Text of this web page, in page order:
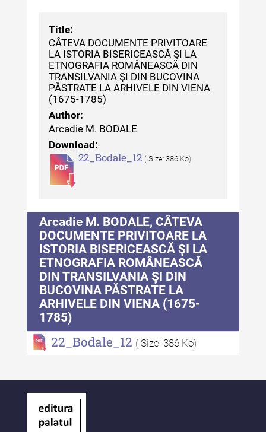
XIV / Nr. 14 / 2020
Buletinul Muzeului Științei și
Tehnicii ”Ștefan Procopiu” - An
XII / Nr. 13 / 2019
Indexul Complet
Buletinul Centrului de Cercetare și
Conservare-Restaurare a
Patrimoniului
Buletinul Centrului de Cercetare
Patrimoniului - 2021
Buletinul Centrului de Cercetare
și Conservare-Restaurare a
Patrimoniului - 2020
Buletinul Centrului de Cercetare
și Conservare-Restaurare a
Patrimoniului - 2019
Indexul Complet
MediCult - Revista de mediere
culturală
MediCult - Revista de mediere
Title:
CÂTEVA DOCUMENTE PRIVITOARE
LA ISTORIA BISERICEASCĂ ŞI LA
ETNOGRAFIA ROMÂNEASCĂ DIN
TRANSILVANIA ŞI DIN BUCOVINA
PĂSTRATE LA ARHIVELE DIN VIENA
(1675-1785)
Author:
Arcadie M. BODALE
Download:
22_Bodale_12 ( Size: 386 Ko)
Arcadie M. BODALE, CÂTEVA
DOCUMENTE PRIVITOARE LA
ISTORIA BISERICEASCĂ ŞI LA
ETNOGRAFIA ROMÂNEASCĂ
DIN TRANSILVANIA ŞI DIN
BUCOVINA PĂSTRATE LA
ARHIVELE DIN VIENA (1675-
1785)
22_Bodale_12 ( Size: 386 Ko)